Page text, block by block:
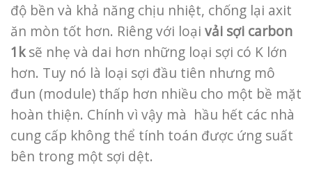
độ bền và khả năng chịu nhiệt, chống lại axit
ăn mòn tốt hơn. Riêng với loại vải sợi carbon
1ksẽ nhẹ và dai hơn những loại sợi có K lớn
hơn. Tuy nó là loại sợi đầu tiên nhưng mô
đun (module) thấp hơn nhiều cho một bề mặt
hoàn thiện. Chính vì vậy mà hầu hết các nhà
cung cấp không thể tính toán được ứng suất
bên trong một sợi dệt.